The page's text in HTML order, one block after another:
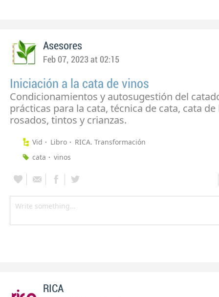
Asesores
Feb 07, 2023 at 02:15
Iniciación a la cata de vinos
Condicionamientos y autosugestión del
prácticas para la cata, técnica de cata, cata de
rosados, tintos y crianzas.
Vid Libro
RICA. Transformación
cata
vinos
RICA